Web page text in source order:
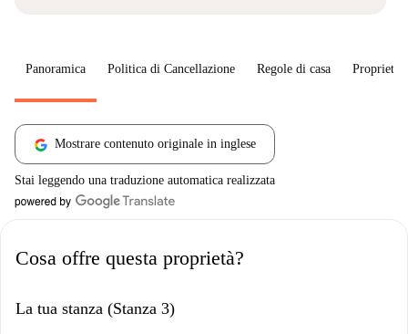
Panoramica Politica di Cancellazione Regole di casa
Mostrare contenuto originale in inglese
Stai leggendo una traduzione automatica realizzata
Cosa offre questa proprietà?
La tua stanza (Stanza 3)